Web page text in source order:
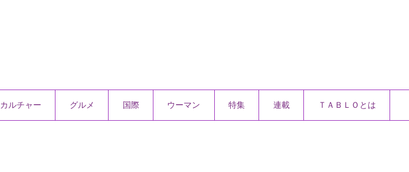
カルチャー グルメ 国際 ウーマン 特集 連載 ＴＡＢＬＯとは